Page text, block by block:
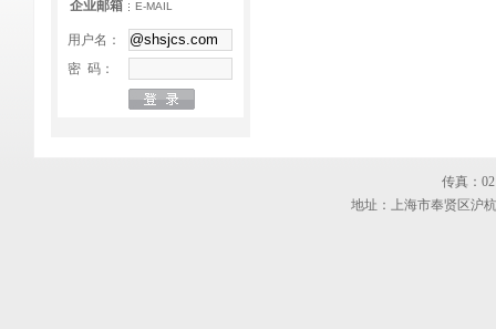
企业邮箱 E-MAIL
用户名：
密 码：
传真：
地址：上海市奉贤区沪